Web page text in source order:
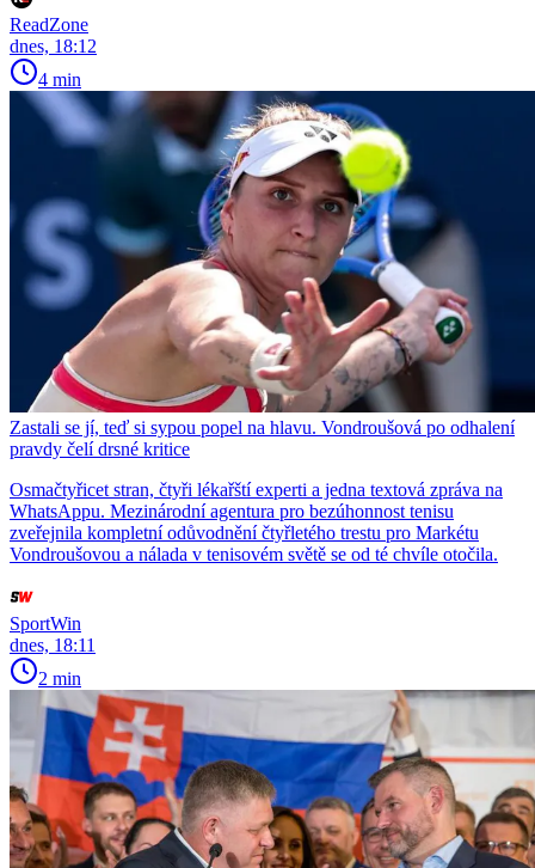
ReadZone
dnes, 18:12
4 min
Zastali se jí, teď si sypou popel na hlavu. Vondroušová po odhalení
pravdy čelí drsné kritice
Osmačtyřicet stran, čtyři lékařští experti a jedna textová zpráva na
WhatsAppu. Mezinárodní agentura pro bezúhonnost tenisu
zveřejnila kompletní odůvodnění čtyřletého trestu pro Markétu
Vondroušovou a nálada v tenisovém světě se od té chvíle otočila.
SportWin
dnes, 18:11
2 min